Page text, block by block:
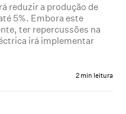
reduzir a produção de
5%. Embora este
ter repercussões na
irá implementar
2 min leitura